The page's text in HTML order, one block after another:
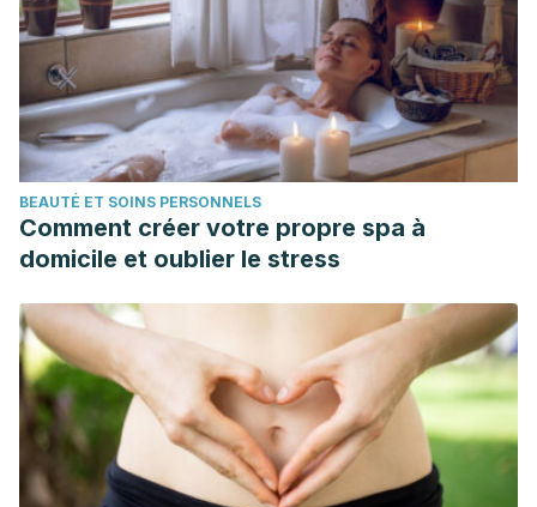
BEAUTÉ ET SOINS PERSONNELS
Comment créer votre propre spa à
domicile et oublier le stress